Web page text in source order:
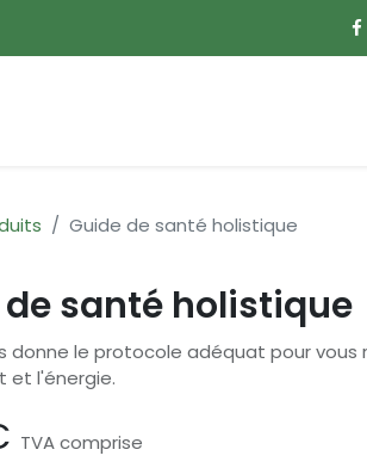
Guide de santé holistique
de santé holistique
donne le protocole adéquat pour vous
et l'énergie.
TVA comprise